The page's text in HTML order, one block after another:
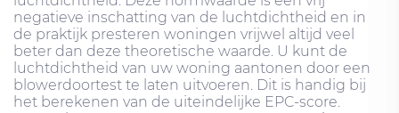
negatieve inschatting van de luchtdichtheid en in
de praktijk presteren woningen vrijwel altijd veel
beter dan deze theoretische waarde. U kunt de
luchtdichtheid van uw woning aantonen door een
blowerdoortest te laten uitvoeren. Dit is handig bij
het berekenen van de uiteindelijke EPC-score.